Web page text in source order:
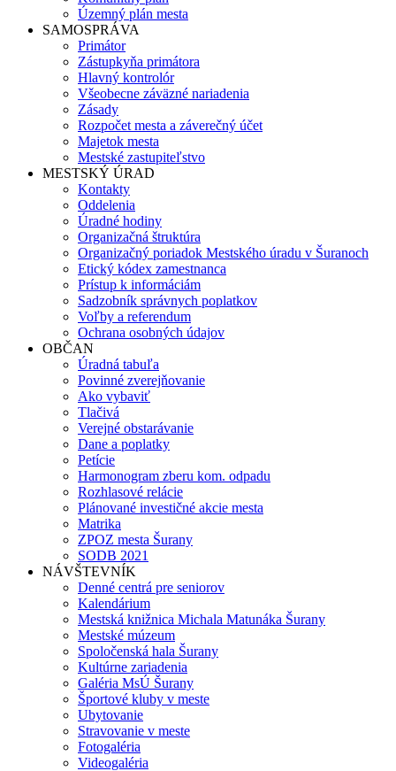
Územný plán mesta
SAMOSPRÁVA
Primátor
Zástupkyňa primátora
Hlavný kontrolór
Všeobecne záväzné nariadenia
Zásady
Rozpočet mesta a záverečný účet
Majetok mesta
Mestské zastupiteľstvo
MESTSKÝ ÚRAD
Kontakty
Oddelenia
Úradné hodiny
Organizačná štruktúra
Organizačný poriadok Mestského úradu v Šuranoch
Etický kódex zamestnanca
Prístup k informáciám
Sadzobník správnych poplatkov
Voľby a referendum
Ochrana osobných údajov
OBČAN
Úradná tabuľa
Povinné zverejňovanie
Ako vybaviť
Tlačivá
Verejné obstarávanie
Dane a poplatky
Petície
Harmonogram zberu kom. odpadu
Rozhlasové relácie
Plánované investičné akcie mesta
Matrika
ZPOZ mesta Šurany
SODB 2021
NÁVŠTEVNÍK
Denné centrá pre seniorov
Kalendárium
Mestská knižnica Michala Matunáka Šurany
Mestské múzeum
Spoločenská hala Šurany
Kultúrne zariadenia
Galéria MsÚ Šurany
Športové kluby v meste
Ubytovanie
Stravovanie v meste
Fotogaléria
Videogaléria